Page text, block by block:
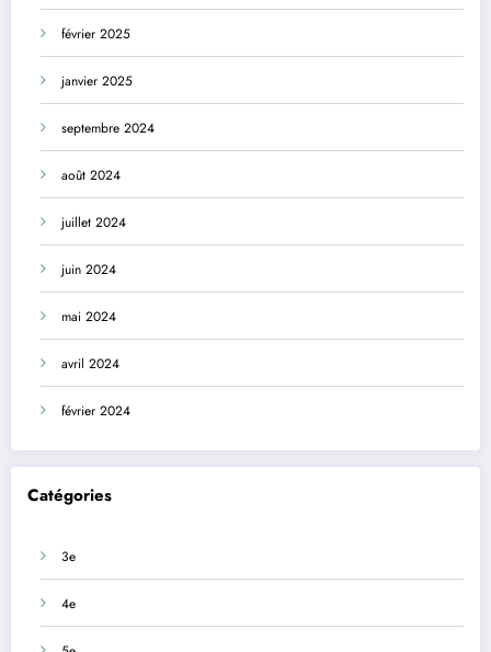
février 2025
janvier 2025
septembre 2024
août 2024
juillet 2024
juin 2024
mai 2024
avril 2024
février 2024
Catégories
3e
4e